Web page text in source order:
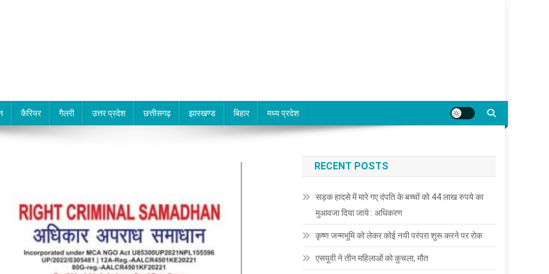
कैरियर गैलरी उत्तर प्रदेश छत्तीसगढ़ झारखण्ड बिहार मध्य प्रदेश
RECENT POSTS
सड़क हादसे में मारे गए दंपति के बच्चों को 44 लाख रुपये का
मुआवजा दिया जाये : अधिकरण
कृष्ण जन्मभूमि को लेकर कोई नयी परंपरा शुरू करने पर रोक
एसयूवी ने तीन महिलाओं को कुचला, मौत